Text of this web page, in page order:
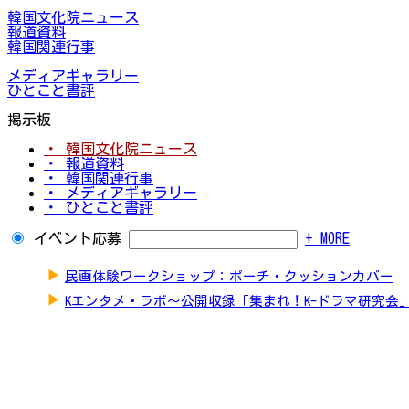
韓国文化院ニュース
報道資料
韓国関連行事
メディアギャラリー
ひとこと書評
掲示板
・ 韓国文化院ニュース
・ 報道資料
・ 韓国関連行事
・ メディアギャラリー
・ ひとこと書評
イベント応募 + MORE
▶ 民画体験ワークショップ：ポーチ・クッションカバー
▶ Kエンタメ・ラボ～公開収録「集まれ！K-ドラマ研究会